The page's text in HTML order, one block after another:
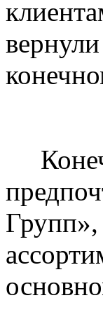
Групп»,